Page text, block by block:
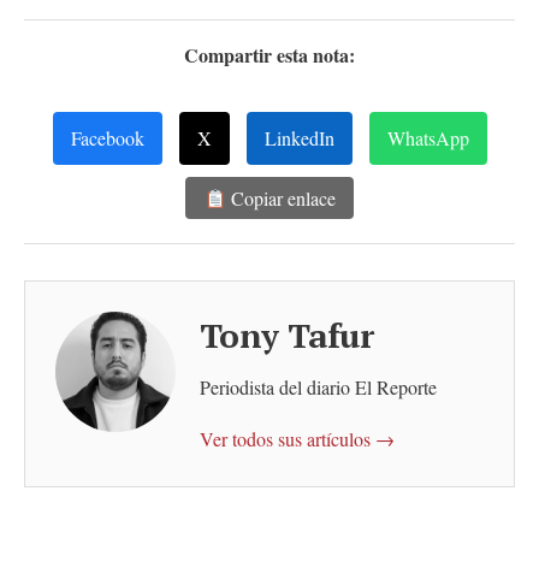
Compartir esta nota:
Facebook X LinkedIn WhatsApp
Copiar enlace
Tony Tafur
Periodista del diario El Reporte
Ver todos sus artículos →